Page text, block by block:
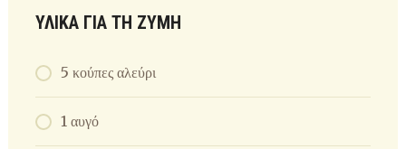
ΥΛΙΚΆ ΓΙΑ ΤΗ ΖΎΜΗ
5 κούπες αλεύρι
1 αυγό